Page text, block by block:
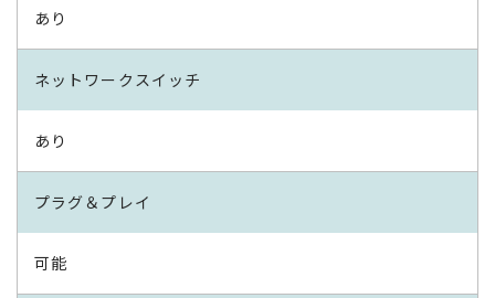
あり
ネットワークスイッチ
あり
プラグ＆プレイ
可能